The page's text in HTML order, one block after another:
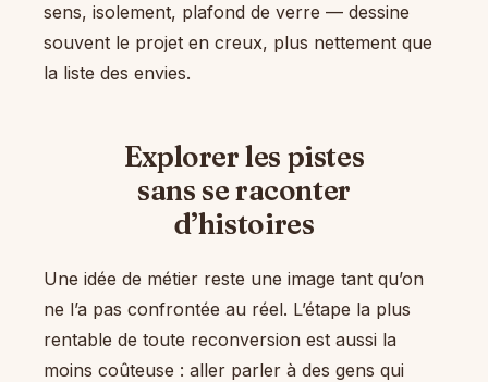
sens, isolement, plafond de verre — dessine
souvent le projet en creux, plus nettement que
la liste des envies.
Explorer les pistes
sans se raconter
d’histoires
Une idée de métier reste une image tant qu’on
ne l’a pas confrontée au réel. L’étape la plus
rentable de toute reconversion est aussi la
moins coûteuse : aller parler à des gens qui